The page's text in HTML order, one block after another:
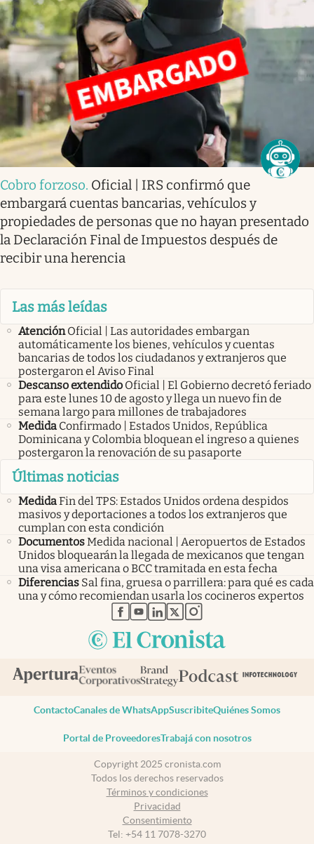
Cobro forzoso. Oficial | IRS confirmó que
embargará cuentas bancarias, vehículos y
propiedades de personas que no hayan presentado
la Declaración Final de Impuestos después de
recibir una herencia
Las más leídas
Atención Oficial | Las autoridades embargan
automáticamente los bienes, vehículos y cuentas
bancarias de todos los ciudadanos y extranjeros que
postergaron el Aviso Final
Descanso extendido Oficial | El Gobierno decretó feriado
para este lunes 10 de agosto y llega un nuevo fin de
semana largo para millones de trabajadores
Medida Confirmado | Estados Unidos, República
Dominicana y Colombia bloquean el ingreso a quienes
postergaron la renovación de su pasaporte
Últimas noticias
MedidaFin del TPS: Estados Unidos ordena despidos
masivos y deportaciones a todos los extranjeros que
cumplan con esta condición
DocumentosMedida nacional | Aeropuertos de Estados
Unidos bloquearán la llegada de mexicanos que tengan
una visa americana o BCC tramitada en esta fecha
Diferencias Sal fina, gruesa o parrillera: para qué es cada
una y cómo recomiendan usarla los cocineros expertos
abre en nueva pestaña
abre en nueva pestaña
abre en nueva pestaña
abre en nueva pestaña
abre en nueva pestaña
ContactoCanales de WhatsAppSuscribiteQuiénes Somos
Portal de ProveedoresTrabajá con nosotros
Copyright 2025 cronista.com
Todos los derechos reservados
Términos y condiciones
Privacidad
Consentimiento
Tel: +54 11 7078-3270